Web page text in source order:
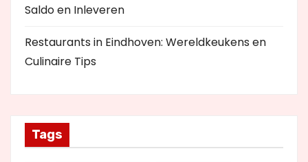
Saldo en Inleveren
Restaurants in Eindhoven: Wereldkeukens en
Culinaire Tips
Tags